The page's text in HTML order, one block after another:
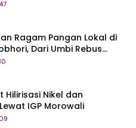
Begitu, Belum Pantas!
Ragam Pangan Lokal di
Dari Umbi Rebus
Beras Muna
Hilirisasi Nikel dan
IGP Morowali